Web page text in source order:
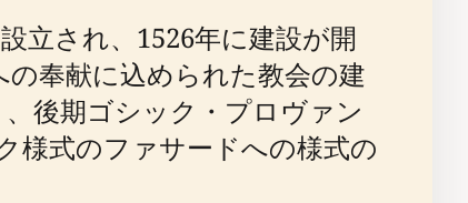
立され、1526年に建設が開
奉献に込められた教会の建
後期ゴシック・プロヴァン
様式のファサードへの様式の